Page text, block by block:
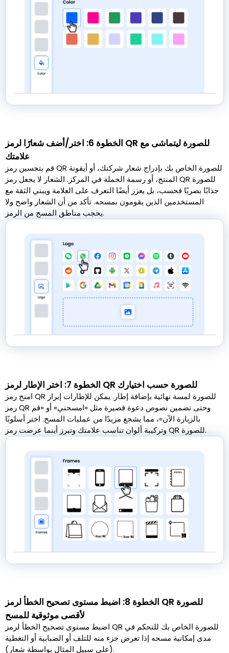
الخطوة 6: اختر/أضف شعارًا لرمز QR للصورة ليتماشى مع
علامتك
قم بتحسين رمز QR للصورة الخاص بك بإدراج شعار شركتك، أو أيقونة
المنتج، أو رسمة الحملة في المركز. الشعار لا يجعل رمز QR للصورة
جذابًا بصريًا فحسب، بل يعزز أيضًا التعرف على العلامة ويبني الثقة مع
المستخدمين الذين يقومون بمسحه. تأكد من أن الشعار واضح ولا
يحجب مناطق المسح من الرمز.
الخطوة 7: اختر الإطار لرمز QR للصورة حسب اختيارك
امنح رمز QR للصورة لمسة نهائية بإضافة إطار. يمكن للإطارات إبراز
رمز QR وحتى تضمين نصوص دعوة قصيرة مثل «امسحني» أو «قم
بالزيارة الآن»، مما يشجع مزيدًا من عمليات المسح. اختر أسلوبًا
وتركيبة ألوان تناسب علامتك وتبرز أينما عرضت رمز QR للصورة.
الخطوة 8: اضبط مستوى تصحيح الخطأ لرمز QR للصورة
لأقصى موثوقية للمسح
اضبط مستوى تصحيح الخطأ لرمز QR للصورة الخاص بك للتحكم في
مدى إمكانية مسحه إذا تعرض جزء منه للتلف أو الضبابية أو التغطية
(على سبيل المثال بواسطة شعار).